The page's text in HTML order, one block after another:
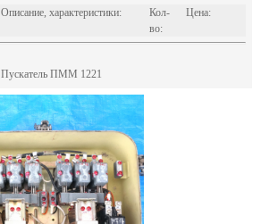
Описание, характеристики:
Кол-
во:
Цена:
Пускатель ПММ 1221